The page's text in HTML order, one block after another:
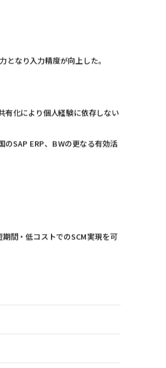
なり入力精度が向上した。
有化により個人経験に依存しない
のSAP ERP、BWの更なる有効活
間・低コストでのSCM実現を可